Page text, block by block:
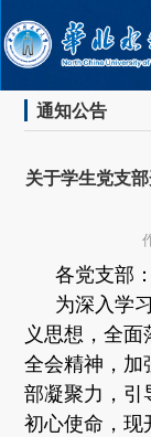
通知公告
关于学生党支
各党支部：
为深入学
义思想，全
全会精神，加
部凝聚力，引
初心使命，现